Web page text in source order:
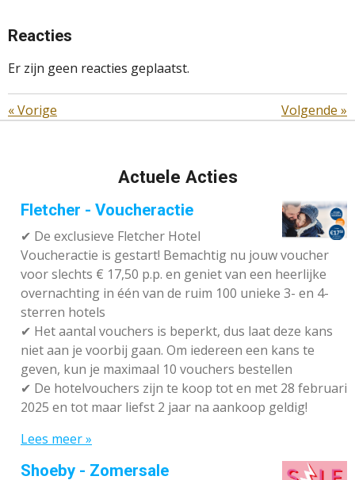
Reacties
Er zijn geen reacties geplaatst.
«Vorige Volgende »
Actuele Acties
Fletcher - Voucheractie
✔ De exclusieve Fletcher Hotel
Voucheractie is gestart! Bemachtig nu jouw voucher
voor slechts € 17,50 p.p. en geniet van een heerlijke
overnachting in één van de ruim 100 unieke 3- en 4-
sterren hotels
✔ Het aantal vouchers is beperkt, dus laat deze kans
niet aan je voorbij gaan. Om iedereen een kans te
geven, kun je maximaal 10 vouchers bestellen
✔ De hotelvouchers zijn te koop tot en met 28 februari
2025 en tot maar liefst 2 jaar na aankoop geldig!
Lees meer »
Shoeby - Zomersale